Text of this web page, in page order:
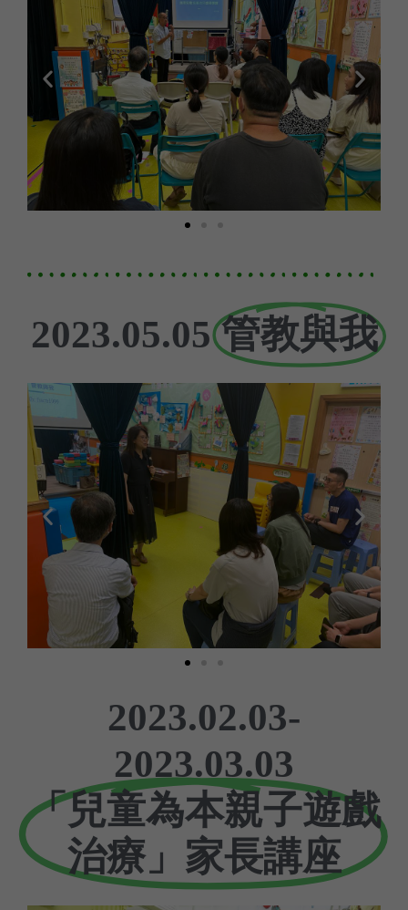
2023.05.05管教與我
2023.02.03-
2023.03.03
「兒童為本親子遊戲
治療」家長講座